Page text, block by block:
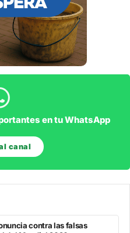
en tu WhatsApp
canal
contra las falsas